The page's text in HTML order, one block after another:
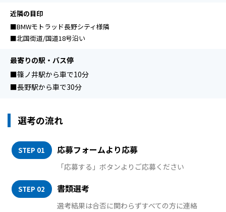
近隣の目印
■BMWモトラッド長野シティ様隣
■北国街道/国道18号沿い
最寄りの駅・バス停
■篠ノ井駅から車で10分
■長野駅から車で30分
選考の流れ
STEP 01 応募フォームより応募
「応募する」ボタンよりご応募ください
STEP 02 書類選考
選考結果は合否に関わらずすべての方に連絡